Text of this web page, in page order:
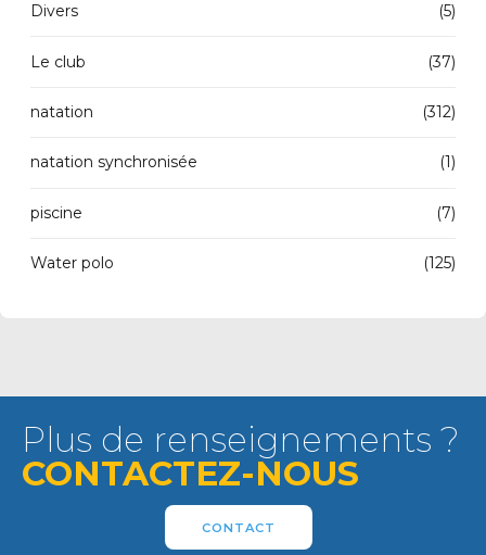
Divers (5)
Le club (37)
natation (312)
natation synchronisée (1)
piscine (7)
Water polo (125)
Plus de renseignements ?
CONTACTEZ-NOUS
CONTACT